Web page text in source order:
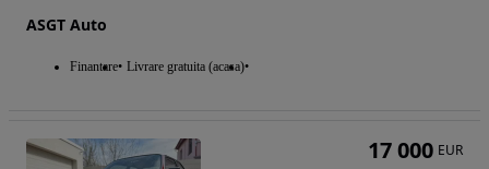
ASGT Auto
Finantare Livrare gratuita (acasa)
17 000 EUR